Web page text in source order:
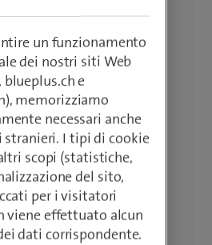
un funzionamento
dei nostri siti Web
blueplus.ch e
memorizziamo
necessari anche
I tipi di cookie
scopi (statistiche,
del sito,
per i visitatori
viene effettuato alcun
dati corrispondente.